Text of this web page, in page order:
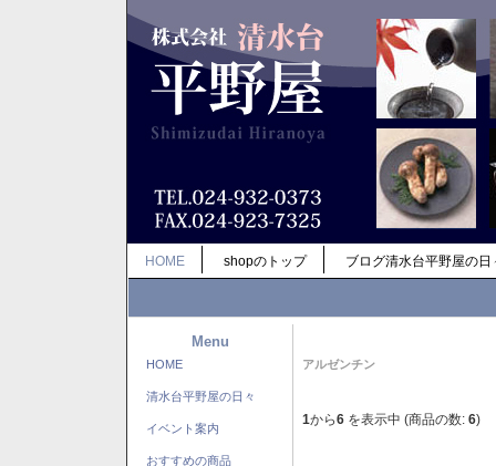
HOME shopのトップ ブログ清水台平野屋の日
Menu
HOME
清水台平野屋の日々
イベント案内
おすすめの商品
アルゼンチン
1から6 を表示中 (商品の数: 6)